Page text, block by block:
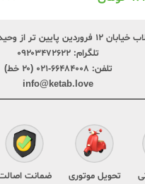
پایین تر از وحید نظری پلاک ۲۴۹
تلگرام: ۰۹۲۰۳۴۷۲۶۲۲
تلفن: ۶۶۴۸۴۰۰۸-۰۲۱ (۲۰ خط)
info@ketab.love
تحویل موتوری ضمانت